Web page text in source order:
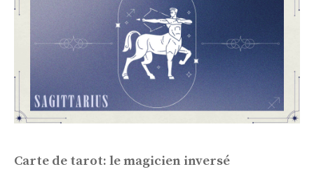
Carte de tarot: le magicien inversé